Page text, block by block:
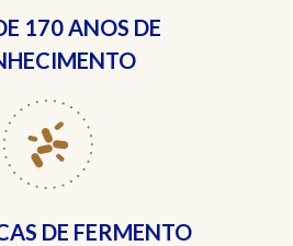
170 ANOS DE
DE FERMENTO